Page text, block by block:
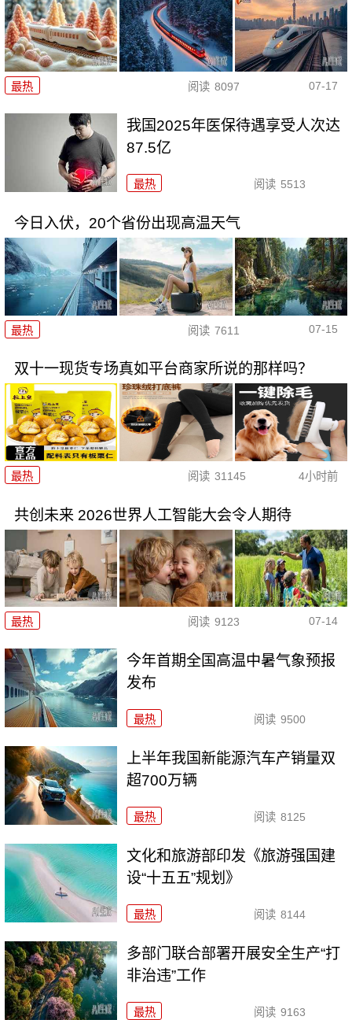
最热 阅读 8097 07-17
我国2025年医保待遇享受人次达
87.5亿
最热 阅读 5513
今日入伏，20个省份出现高温天气
最热 阅读 7611 07-15
双十一现货专场真如平台商家所说的那样吗？
最热 阅读 31145 4小时前
共创未来 2026世界人工智能大会令人期待
最热 阅读 9123 07-14
今年首期全国高温中暑气象预报
发布
最热 阅读 9500
上半年我国新能源汽车产销量双
超700万辆
最热 阅读 8125
文化和旅游部印发《旅游强国建
设“十五五”规划》
最热 阅读 8144
多部门联合部署开展安全生产“打
非治违”工作
最热 阅读 9163